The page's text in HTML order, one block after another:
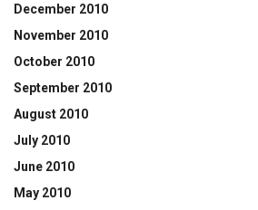
December 2010
November 2010
October 2010
September 2010
August 2010
July 2010
June 2010
May 2010